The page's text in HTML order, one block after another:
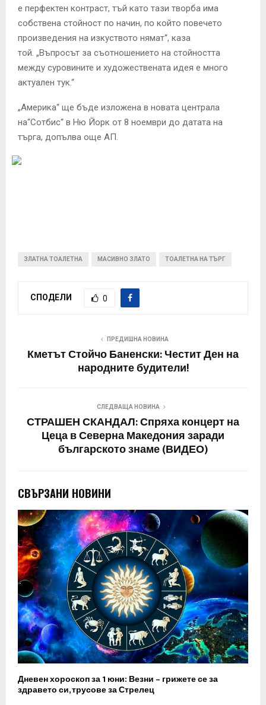
е перфектен контраст, тъй като тази творба има
собствена стойност по начин, по който повечето
произведения на изкуството нямат“, каза
той. „Въпросът за съотношението на стойността
между суровините и художествената идея е много
актуален тук.“
„Америка“ ще бъде изложена в новата централа
на“Сотбис“ в Ню Йорк от 8 ноември до датата на
търга, допълва още АП.
ЗЛАТНА ТОАЛЕТНА МАСИВНО ЗЛАТО ТОАЛЕТНА НА ТЪРГ
СПОДЕЛИ 0
ПРЕДИШНА НОВИНА
Кметът Стойчо Баненски: Честит Ден на
народните будители!
СЛЕДВАЩА НОВИНА
СТРАШЕН СКАНДАЛ: Спряха концерт на
Цеца в Северна Македония заради
българското знаме (ВИДЕО)
СВЪРЗАНИ НОВИНИ
Дневен хороскоп за 1 юни: Везни – грижете се за
здравето си, трусове за Стрелец